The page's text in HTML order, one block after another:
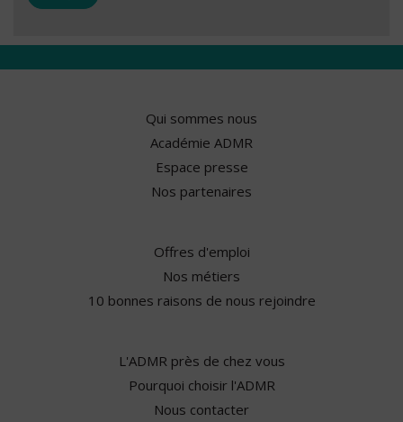
Qui sommes nous
Académie ADMR
Espace presse
Nos partenaires
Offres d'emploi
Nos métiers
10 bonnes raisons de nous rejoindre
L'ADMR près de chez vous
Pourquoi choisir l'ADMR
Nous contacter